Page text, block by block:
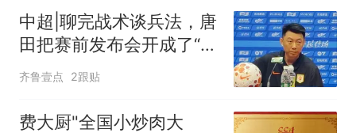
中超|聊完战术谈兵法，唐
田把赛前发布会开成了“军
师联盟”
齐鲁壹点 2跟贴
费大厨"全国小炒肉大